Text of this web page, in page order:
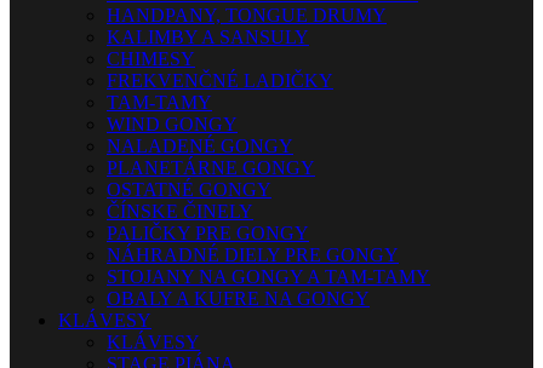
HANDPANY, TONGUE DRUMY
KALIMBY A SANSULY
CHIMESY
FREKVENČNÉ LADIČKY
TAM-TAMY
WIND GONGY
NALADENÉ GONGY
PLANETÁRNE GONGY
OSTATNÉ GONGY
ČÍNSKE ČINELY
PALIČKY PRE GONGY
NÁHRADNÉ DIELY PRE GONGY
STOJANY NA GONGY A TAM-TAMY
OBALY A KUFRE NA GONGY
KLÁVESY
KLÁVESY
STAGE PIÁNA